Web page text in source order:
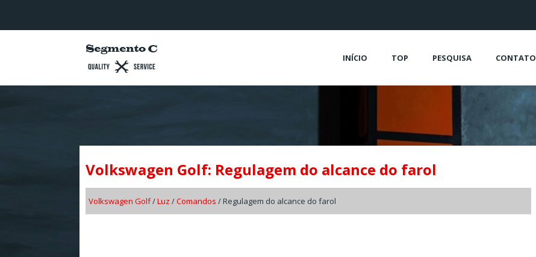
INÍCIO TOP PESQUISA CONTATO
Volkswagen Golf: Regulagem do alcance do farol
Volkswagen Golf/Luz /Comandos / Regulagem do alcance do farol